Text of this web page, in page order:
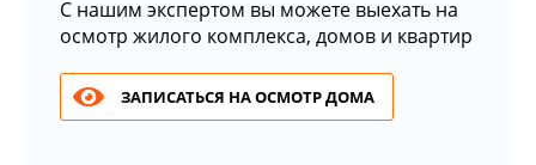
С нашим экспертом вы можете выехать на
осмотр жилого комплекса, домов и квартир
ЗАПИСАТЬСЯ НА ОСМОТР ДОМА